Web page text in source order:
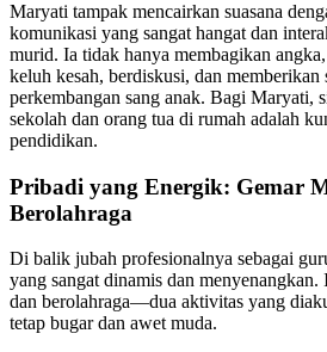
​Maryati tampak mencairkan suasana
komunikasi yang sangat hangat dan
murid. Ia tidak hanya membagikan
keluh kesah, berdiskusi, dan memberikan
perkembangan sang anak. Bagi Maryati,
sekolah dan orang tua di rumah adalah
pendidikan.
Pribadi yang Energik: Gemar
Berolahraga
​Di balik jubah profesionalnya sebagai
yang sangat dinamis dan
dan berolahraga—dua aktivitas yang
tetap bugar dan awet muda.